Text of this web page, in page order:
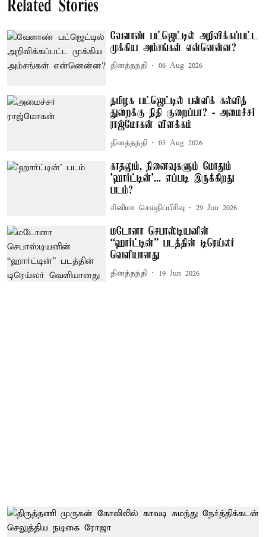
Related Stories
வேளாண் பட்ஜெட்டில் அறிவிக்கப்பட்ட
முக்கிய அம்சங்கள் என்னென்ன?
தினத்தந்தி 06 Aug 2026
தமிழக பட்ஜெட்டில் பள்ளிக் கல்வித்
துறைக்கு நிதி குறைப்பா? - அமைச்சர்
ராஜ்மோகன் விளக்கம்
தினத்தந்தி 05 Aug 2026
காதலும், நினைவுகளும் மோதும்
'ஹார்ட்டின்'... எப்படி இருக்கிறது
படம்?
சினிமா செய்திப்பிரிவு 29 Jun 2026
மடோனா செபாஸ்டியனின்
“ஹார்ட்டின்” படத்தின் டிரெய்லர்
வெளியானது
தினத்தந்தி 19 Jun 2026